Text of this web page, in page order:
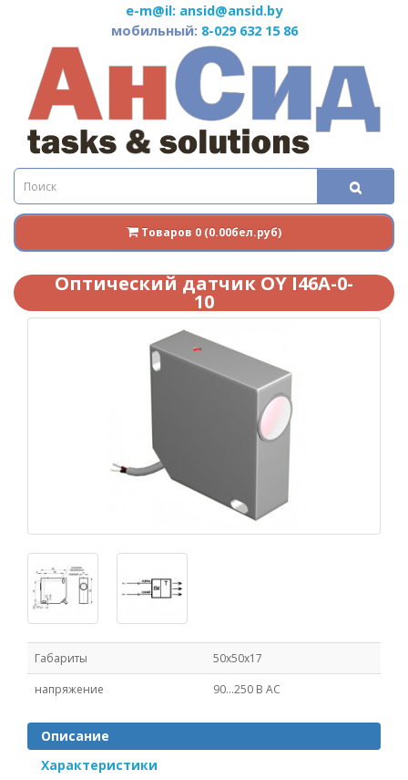
e-m@il: ansid@ansid.by
мобильный: 8-029 632 15 86
Товаров 0 (0.00бел.руб)
Оптический датчик OY I46A-0-
10
Габариты
50x50x17
напряжение
90...250 В AC
Описание
Характеристики